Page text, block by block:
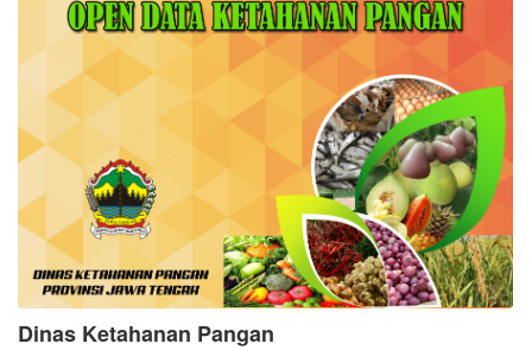
Dinas Ketahanan Pangan